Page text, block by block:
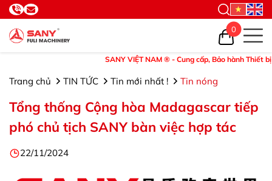
SANY VIỆT NAM ® - Cung cấp, Bảo hành Thiết bị và
0
Trang chủ TIN TỨC Tin mới nhất ! Tin nóng
Tổng thống Cộng hòa Madagascar tiếp
phó chủ tịch SANY bàn việc hợp tác
22/11/2024